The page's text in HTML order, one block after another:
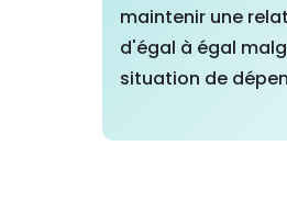
maintenir une
d'égal à égal
situation de